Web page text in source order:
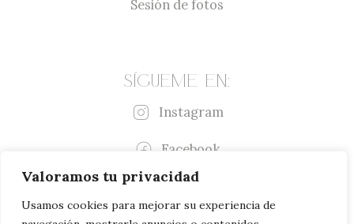
Valoramos tu privacidad
Usamos cookies para mejorar su experiencia de
Sesión de fotos
Sígueme en:
Instagram
Facebook